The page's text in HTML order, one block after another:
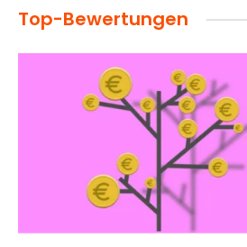
Top-Bewertungen